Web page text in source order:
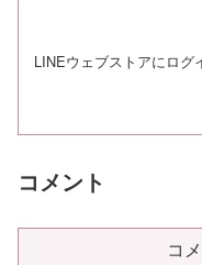
LINEウェブストアにログ
コメント
コ